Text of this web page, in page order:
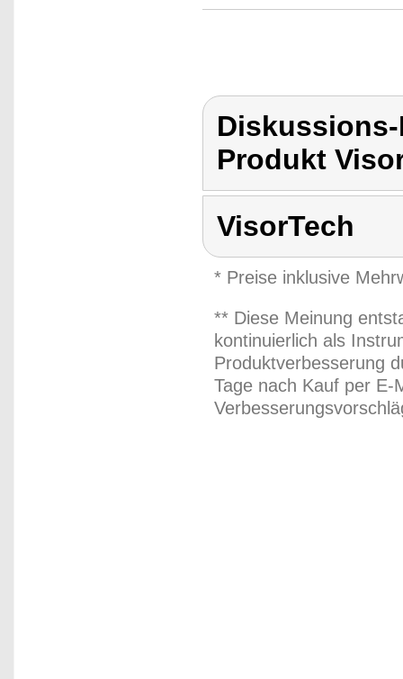
Produkt
VisorTech
* Preise inklusive
** Diese Meinung
kontinuierlich als
Produktverbesserung
Tage nach Kauf per E-